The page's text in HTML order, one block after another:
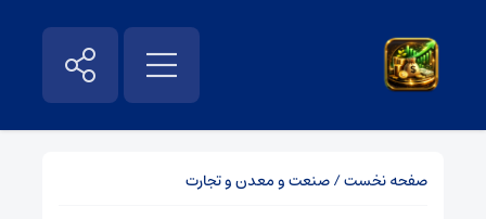
صفحه نخست/صنعت و معدن و تجارت